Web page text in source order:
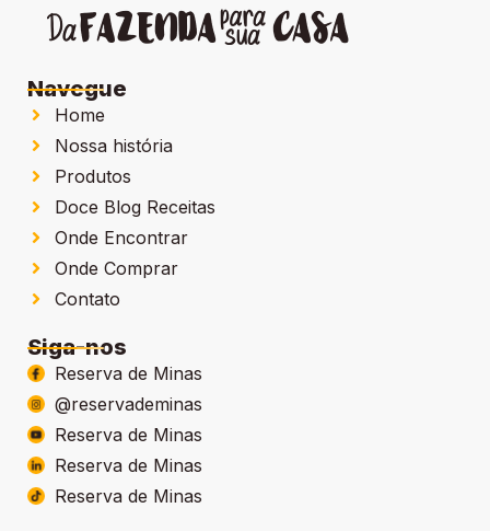
Navegue
Home
Nossa história
Produtos
Doce Blog Receitas
Onde Encontrar
Onde Comprar
Contato
Siga-nos
Reserva de Minas
@reservademinas
Reserva de Minas
Reserva de Minas
Reserva de Minas